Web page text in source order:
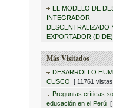
EL MODELO DE
INTEGRADOR
DESCENTRALIZADO
EXPORTADOR (DIDE)
Más Visitados
DESARROLLO
CUSCO [ 11761
Preguntas críticas
educación en el Perú [